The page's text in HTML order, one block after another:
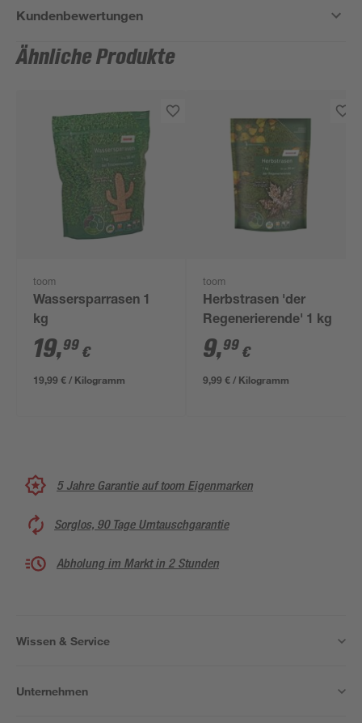
Kundenbewertungen
Ähnliche Produkte
toom
Wassersparrasen 1
kg
19,99 €
19,99 € / Kilogramm
toom
Herbstrasen 'der
Regenerierende' 1 kg
9,99 €
9,99 € / Kilogramm
5 Jahre Garantie auf toom Eigenmarken
Sorglos, 90 Tage Umtauschgarantie
Abholung im Markt in 2 Stunden
Wissen & Service
Unternehmen